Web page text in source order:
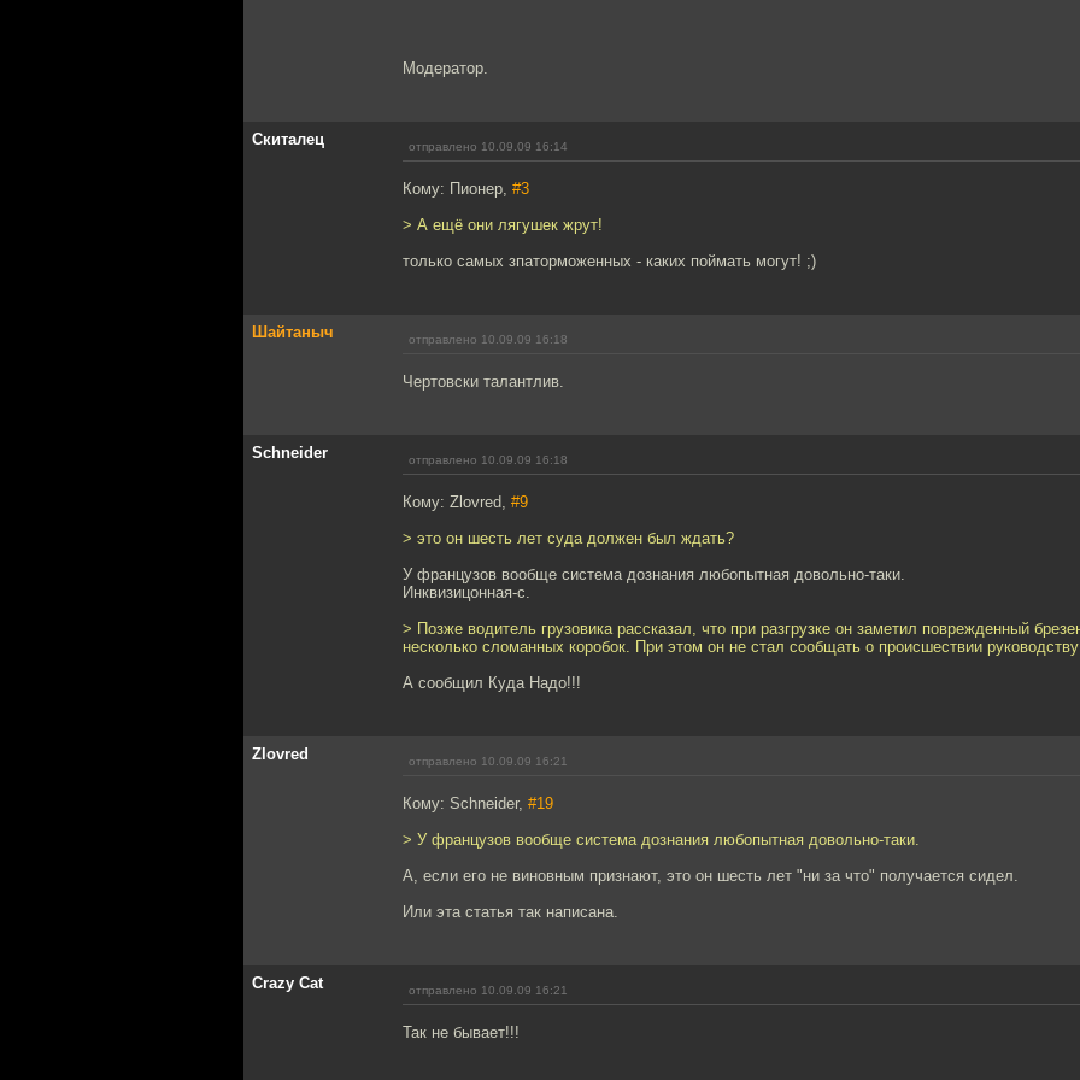
Модератор.
Скиталец отправлено 10.09.09 16:14
Кому: Пионер, #3
> А ещё они лягушек жрут!
только самых зпаторможенных - каких поймать могут! ;)
Шайтаныч отправлено 10.09.09 16:18
Чертовски талантлив.
Schneider отправлено 10.09.09 16:18
Кому: Zlovred, #9
> это он шесть лет суда должен был ждать?
У французов вообще система дознания любопытная довольно-таки.
Инквизицонная-с.
> Позже водитель грузовика рассказал, что при разгрузке он заметил поврежденный
несколько сломанных коробок. При этом он не стал сообщать о происшествии
А сообщил Куда Надо!!!
Zlovred отправлено 10.09.09 16:21
Кому: Schneider, #19
> У французов вообще система дознания любопытная довольно-таки.
А, если его не виновным признают, это он шесть лет "ни за что" получается сидел.
Или эта статья так написана.
Crazy Cat отправлено 10.09.09 16:21
Так не бывает!!!